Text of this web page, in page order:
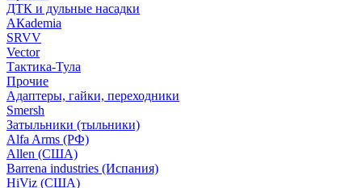
ДТК и дульные насадки
АКademia
SRVV
Vector
Тактика-Тула
Прочие
Адаптеры, гайки, переходники
Smersh
Затыльники (тыльники)
Alfa Arms (РФ)
Allen (США)
Barrena industries (Испания)
HiViz (США)